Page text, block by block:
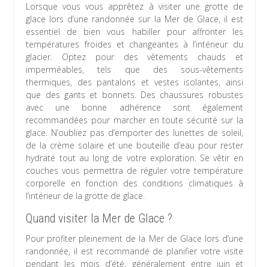
Lorsque vous vous apprêtez à visiter une grotte de
glace lors d’une randonnée sur la Mer de Glace, il est
essentiel de bien vous habiller pour affronter les
températures froides et changeantes à l’intérieur du
glacier. Optez pour des vêtements chauds et
imperméables, tels que des sous-vêtements
thermiques, des pantalons et vestes isolantes, ainsi
que des gants et bonnets. Des chaussures robustes
avec une bonne adhérence sont également
recommandées pour marcher en toute sécurité sur la
glace. N’oubliez pas d’emporter des lunettes de soleil,
de la crème solaire et une bouteille d’eau pour rester
hydraté tout au long de votre exploration. Se vêtir en
couches vous permettra de réguler votre température
corporelle en fonction des conditions climatiques à
l’intérieur de la grotte de glace.
Quand visiter la Mer de Glace ?
Pour profiter pleinement de la Mer de Glace lors d’une
randonnée, il est recommandé de planifier votre visite
pendant les mois d’été, généralement entre juin et